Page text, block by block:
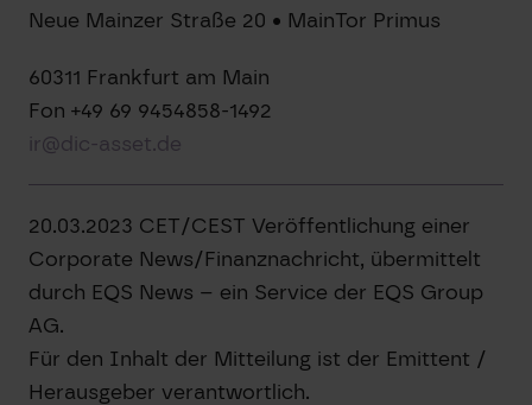
Neue Mainzer Straße 20 • MainTor Primus
60311 Frankfurt am Main
Fon +49 69 9454858-1492
ir@dic-asset.de
20.03.2023 CET/CEST Veröffentlichung einer
Corporate News/Finanznachricht, übermittelt
durch EQS News – ein Service der EQS Group
AG.
Für den Inhalt der Mitteilung ist der Emittent /
Herausgeber verantwortlich.